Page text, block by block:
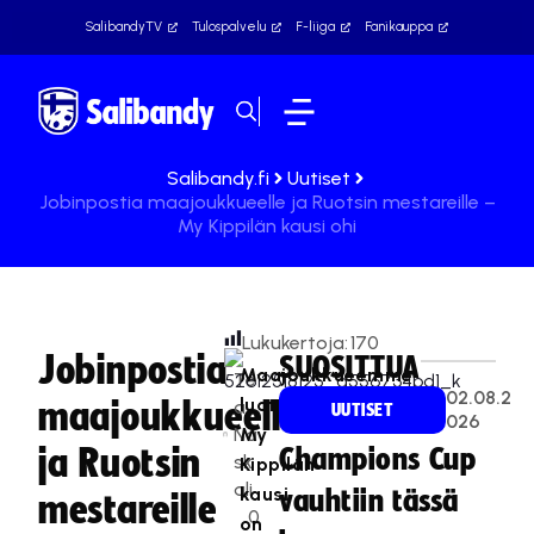
SalibandyTV Tulospalvelu F-liiga Fanikauppa
Salibandy.fi
Uutiset
Jobinpostia maajoukkueelle ja Ruotsin mestareille –
My Kippilän kausi ohi
Jobinpostia
maajoukkueelle
ja Ruotsin
mestareille
Te
a
Na
sk
ali
0
Lukukertoja:170
Maajoukkueemme
luottopuolustaja
My
Kippilän
kausi
on
SUOSITTUA
UUTISET
02.08.2
026
Champions Cup
vauhtiin tässä